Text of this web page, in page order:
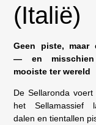
(Italië)
Geen piste, maar
— en
mooiste ter wereld
De Sellaronda
het Sellamassief
dalen en tientallen